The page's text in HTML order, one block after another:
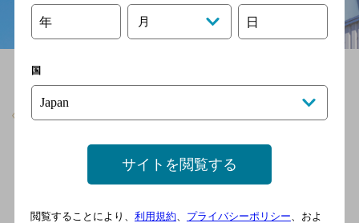
年 月 日
国
サイトを閲覧する
閲覧することにより、 利用規約 プライバシーポリシー 、およ